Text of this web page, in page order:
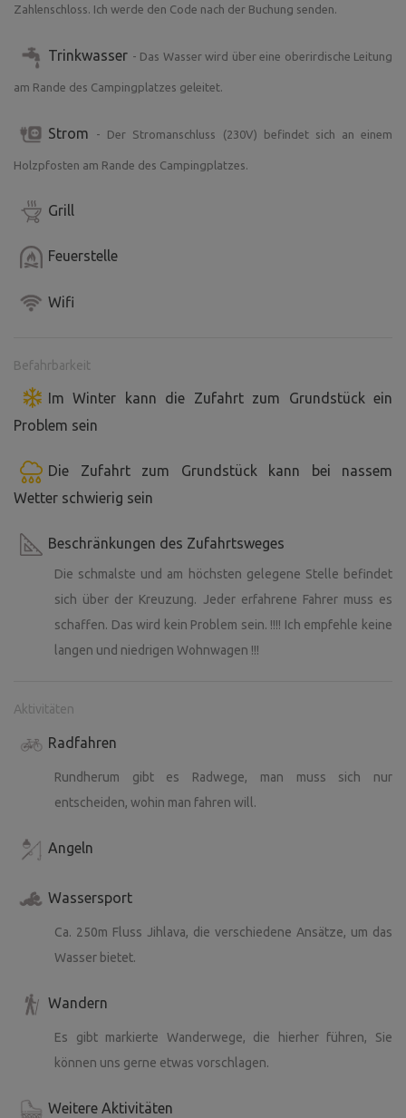
Zahlenschloss. Ich werde den Code nach der Buchung senden.
Trinkwasser - Das Wasser wird über eine oberirdische Leitung
am Rande des Campingplatzes geleitet.
Strom - Der Stromanschluss (230V) befindet sich an einem
Holzpfosten am Rande des Campingplatzes.
Grill
Feuerstelle
Wifi
Befahrbarkeit
Im Winter kann die Zufahrt zum Grundstück ein
Problem sein
Die Zufahrt zum Grundstück kann bei nassem
Wetter schwierig sein
Beschränkungen des Zufahrtsweges
Die schmalste und am höchsten gelegene Stelle befindet
sich über der Kreuzung. Jeder erfahrene Fahrer muss es
schaffen. Das wird kein Problem sein. !!!! Ich empfehle keine
langen und niedrigen Wohnwagen !!!
Aktivitäten
Radfahren
Rundherum gibt es Radwege, man muss sich nur
entscheiden, wohin man fahren will.
Angeln
Wassersport
Ca. 250m Fluss Jihlava, die verschiedene Ansätze, um das
Wasser bietet.
Wandern
Es gibt markierte Wanderwege, die hierher führen, Sie
können uns gerne etwas vorschlagen.
Weitere Aktivitäten